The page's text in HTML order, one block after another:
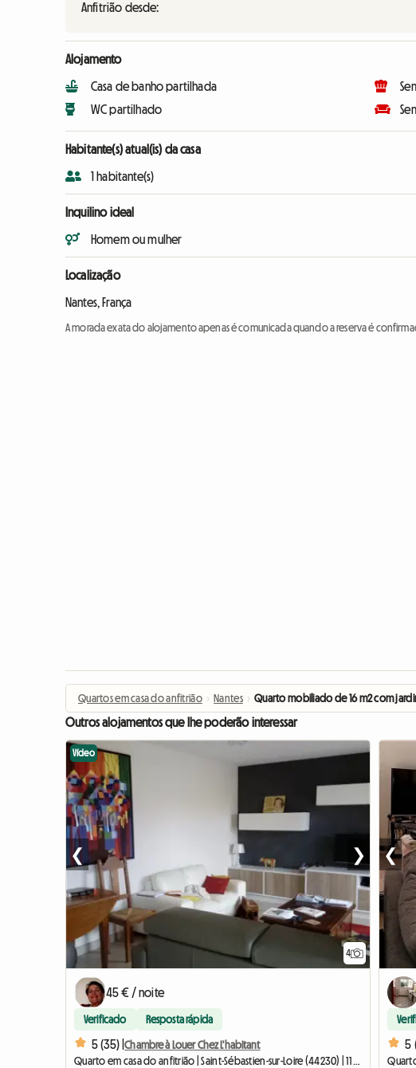
Anfitrião desde:
Alojamento
Casa de banho partilhada
WC partilhado
Habitante(s) atual(is) da casa
1 habitante(s)
Inquilino ideal
Homem ou mulher
Localização
Nantes, França
A morada exata do alojamento apenas é comunicada quando a reserva é
Quartos em casa do anfitrião › Nantes › Quarto mobiliado de 16 m2 com
Outros alojamentos que lhe poderão interessar
4
Vídeo
❮ ❯
45 € / noite
Verificado Resposta rápida
5 (35) |Chambre à Louer Chez L'habitant
Quarto em casa do anfitrião | Saint-Sébastien-sur-Loire (44230) | 11 M2
❮
5